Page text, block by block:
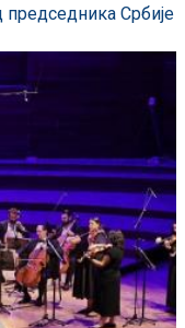
председника Србије